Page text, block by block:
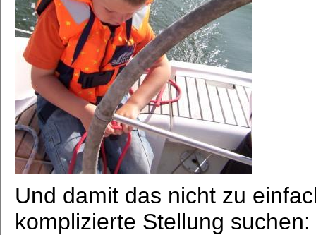
Und damit das nicht zu
komplizierte Stellung suchen: